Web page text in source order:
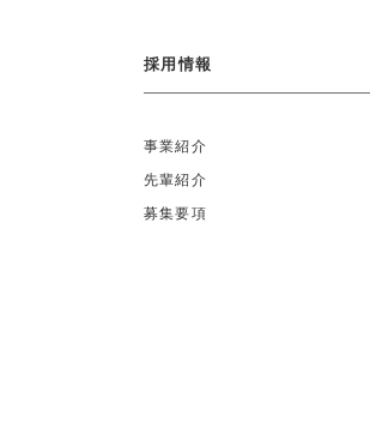
採用情報
事業紹介
先輩紹介
募集要項